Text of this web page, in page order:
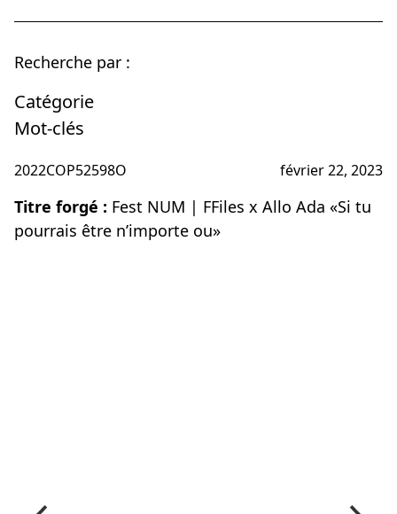
Recherche par :
Catégorie
Mot-clés
2022COP52598O février 22, 2023
Titre forgé : Fest NUM | FFiles x Allo Ada «Si tu
pourrais être n’importe ou»